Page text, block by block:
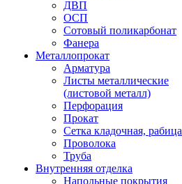
ДВП
ОСП
Сотовый поликарбонат
Фанера
Металлопрокат
Арматура
Листы металлические
(листовой металл)
Перфорация
Прокат
Сетка кладочная, рабица
Проволока
Труба
Внутренняя отделка
Напольные покрытия